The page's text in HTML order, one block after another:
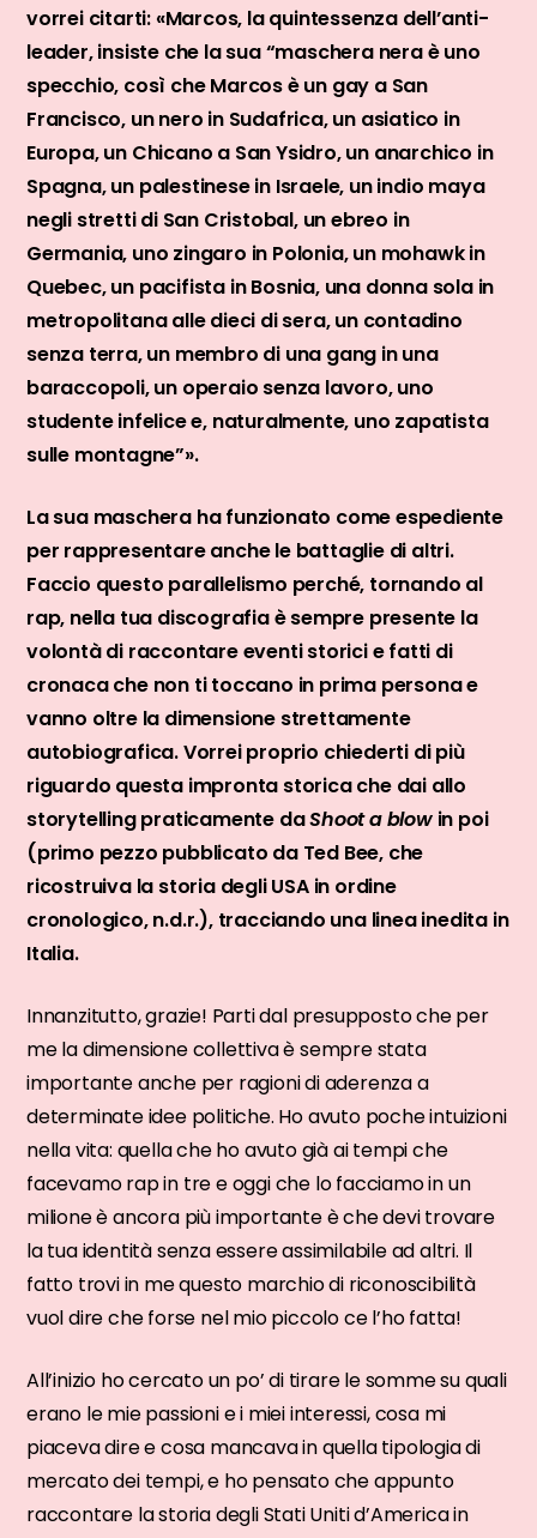
vorrei citarti: «Marcos, la quintessenza dell’anti-
leader, insiste che la sua “maschera nera è uno
specchio, così che Marcos è un gay a San
Francisco, un nero in Sudafrica, un asiatico in
Europa, un Chicano a San Ysidro, un anarchico in
Spagna, un palestinese in Israele, un indio maya
negli stretti di San Cristobal, un ebreo in
Germania, uno zingaro in Polonia, un mohawk in
Quebec, un pacifista in Bosnia, una donna sola in
metropolitana alle dieci di sera, un contadino
senza terra, un membro di una gang in una
baraccopoli, un operaio senza lavoro, uno
studente infelice e, naturalmente, uno zapatista
sulle montagne”».
La sua maschera ha funzionato come espediente
per rappresentare anche le battaglie di altri.
Faccio questo parallelismo perché, tornando al
rap, nella tua discografia è sempre presente la
volontà di raccontare eventi storici e fatti di
cronaca che non ti toccano in prima persona e
vanno oltre la dimensione strettamente
autobiografica. Vorrei proprio chiederti di più
riguardo questa impronta storica che dai allo
storytelling praticamente daShoot a blowin poi
(primo pezzo pubblicato da Ted Bee, che
ricostruiva la storia degli USA in ordine
cronologico, n.d.r.), tracciando una linea inedita in
Italia.
Innanzitutto, grazie! Parti dal presupposto che per
me la dimensione collettiva è sempre stata
importante anche per ragioni di aderenza a
determinate idee politiche. Ho avuto poche intuizioni
nella vita: quella che ho avuto già ai tempi che
facevamo rap in tre e oggi che lo facciamo in un
milione è ancora più importante è che devi trovare
la tua identità senza essere assimilabile ad altri. Il
fatto trovi in me questo marchio di riconoscibilità
vuol dire che forse nel mio piccolo ce l’ho fatta!
All’inizio ho cercato un po’ di tirare le somme su quali
erano le mie passioni e i miei interessi, cosa mi
piaceva dire e cosa mancava in quella tipologia di
mercato dei tempi, e ho pensato che appunto
raccontare la storia degli Stati Uniti d’America in